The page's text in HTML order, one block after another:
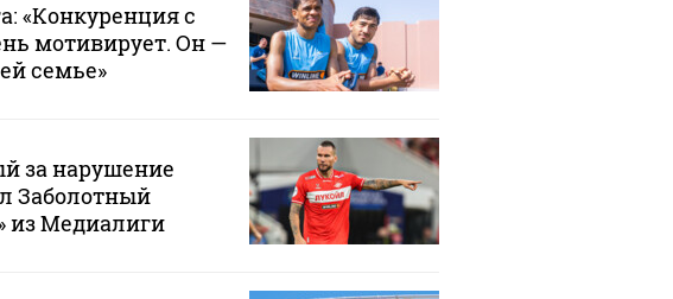
«Конкуренция с
мотивирует. Он —
семье»
за нарушение
Заболотный
из Медиалиги